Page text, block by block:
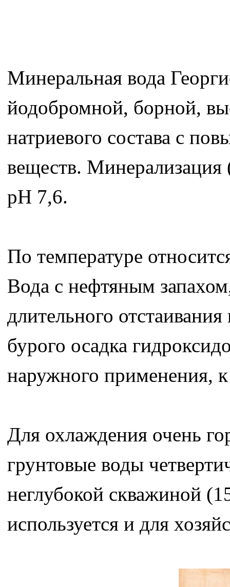
Минеральная вода
йодобромной, борной,
натриевого состава с
веществ. Минерализация
pH 7,6.
По температуре
Вода с нефтяным
длительного
бурого осадка
наружного применения,
Для охлаждения очень
грунтовые воды
неглубокой скважиной
используется и для